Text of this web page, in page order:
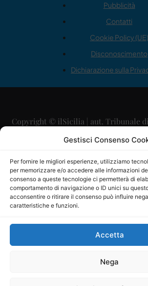
Gestisci Consenso
Per fornire le migliori esperienze, utilizziamo
per memorizzare e/o accedere alle informazioni
consenso a queste tecnologie ci permetterà di
comportamento di navigazione o ID unici su
acconsentire o ritirare il consenso può influire
caratteristiche e funzioni.
Accetta
Nega
Pubblicità
Contatti
Cookie Policy (UE)
Disconoscimento
Dichiarazione sulla
Copyright © ilSicilia | aut. Tribunale di
29/09/2015
Direttore Editoriale: Maurizio
Direttore Responsabile: Maria
P.IVA: 06334930820
Mercurio Comunicazione Società
iscritta al Registro degli Operatori di